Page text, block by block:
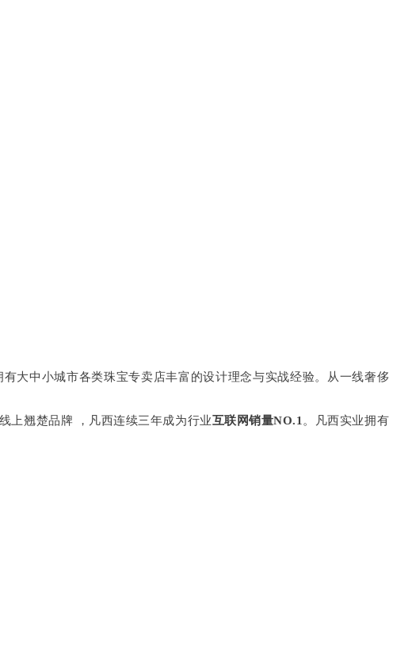
大中小城市各类珠宝专卖店丰富的设计理念与实战经验。从一线奢侈
上翘楚品牌 ，凡西连续三年成为行业互联网销量NO.1 。凡西实业拥有